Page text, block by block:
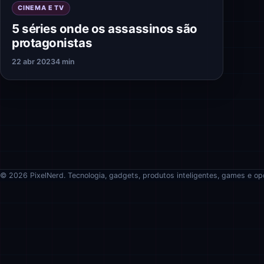
CINEMA E TV
5 séries onde os assassinos são
protagonistas
22 abr 20234 min
© 2026 PixelNerd. Tecnologia, gadgets, produtos inteligentes, games e